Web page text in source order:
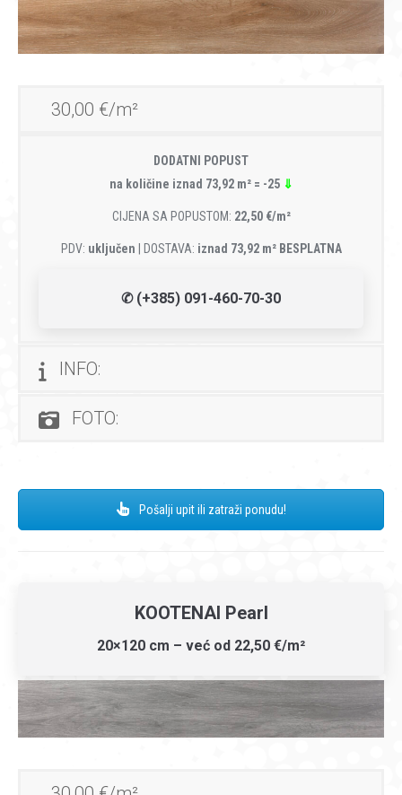
30,00 €/m²
DODATNI POPUST
na količine iznad 73,92 m² = -25 ⇓
CIJENA SA POPUSTOM: 22,50 €/m²
PDV: uključen | DOSTAVA: iznad 73,92 m² BESPLATNA
✆ (+385) 091-460-70-30
INFO:
FOTO:
Pošalji upit ili zatraži ponudu!
KOOTENAI Pearl
20×120 cm – već od 22,50 €/m²